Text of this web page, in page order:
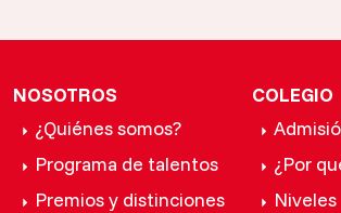
NOSOTROS
¿Quiénes somos?
Programa de talentos
Premios y distinciones
COLEGIO
¿Por
Niveles